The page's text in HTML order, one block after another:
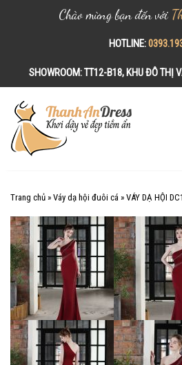
Chào mừng bạn đến với
HOTLINE:
SHOWROOM:TT12-B18, KHU ĐÔ THỊ
Trang chủ » Váy dạ hội đuôi cá » VÁY DẠ HỘI